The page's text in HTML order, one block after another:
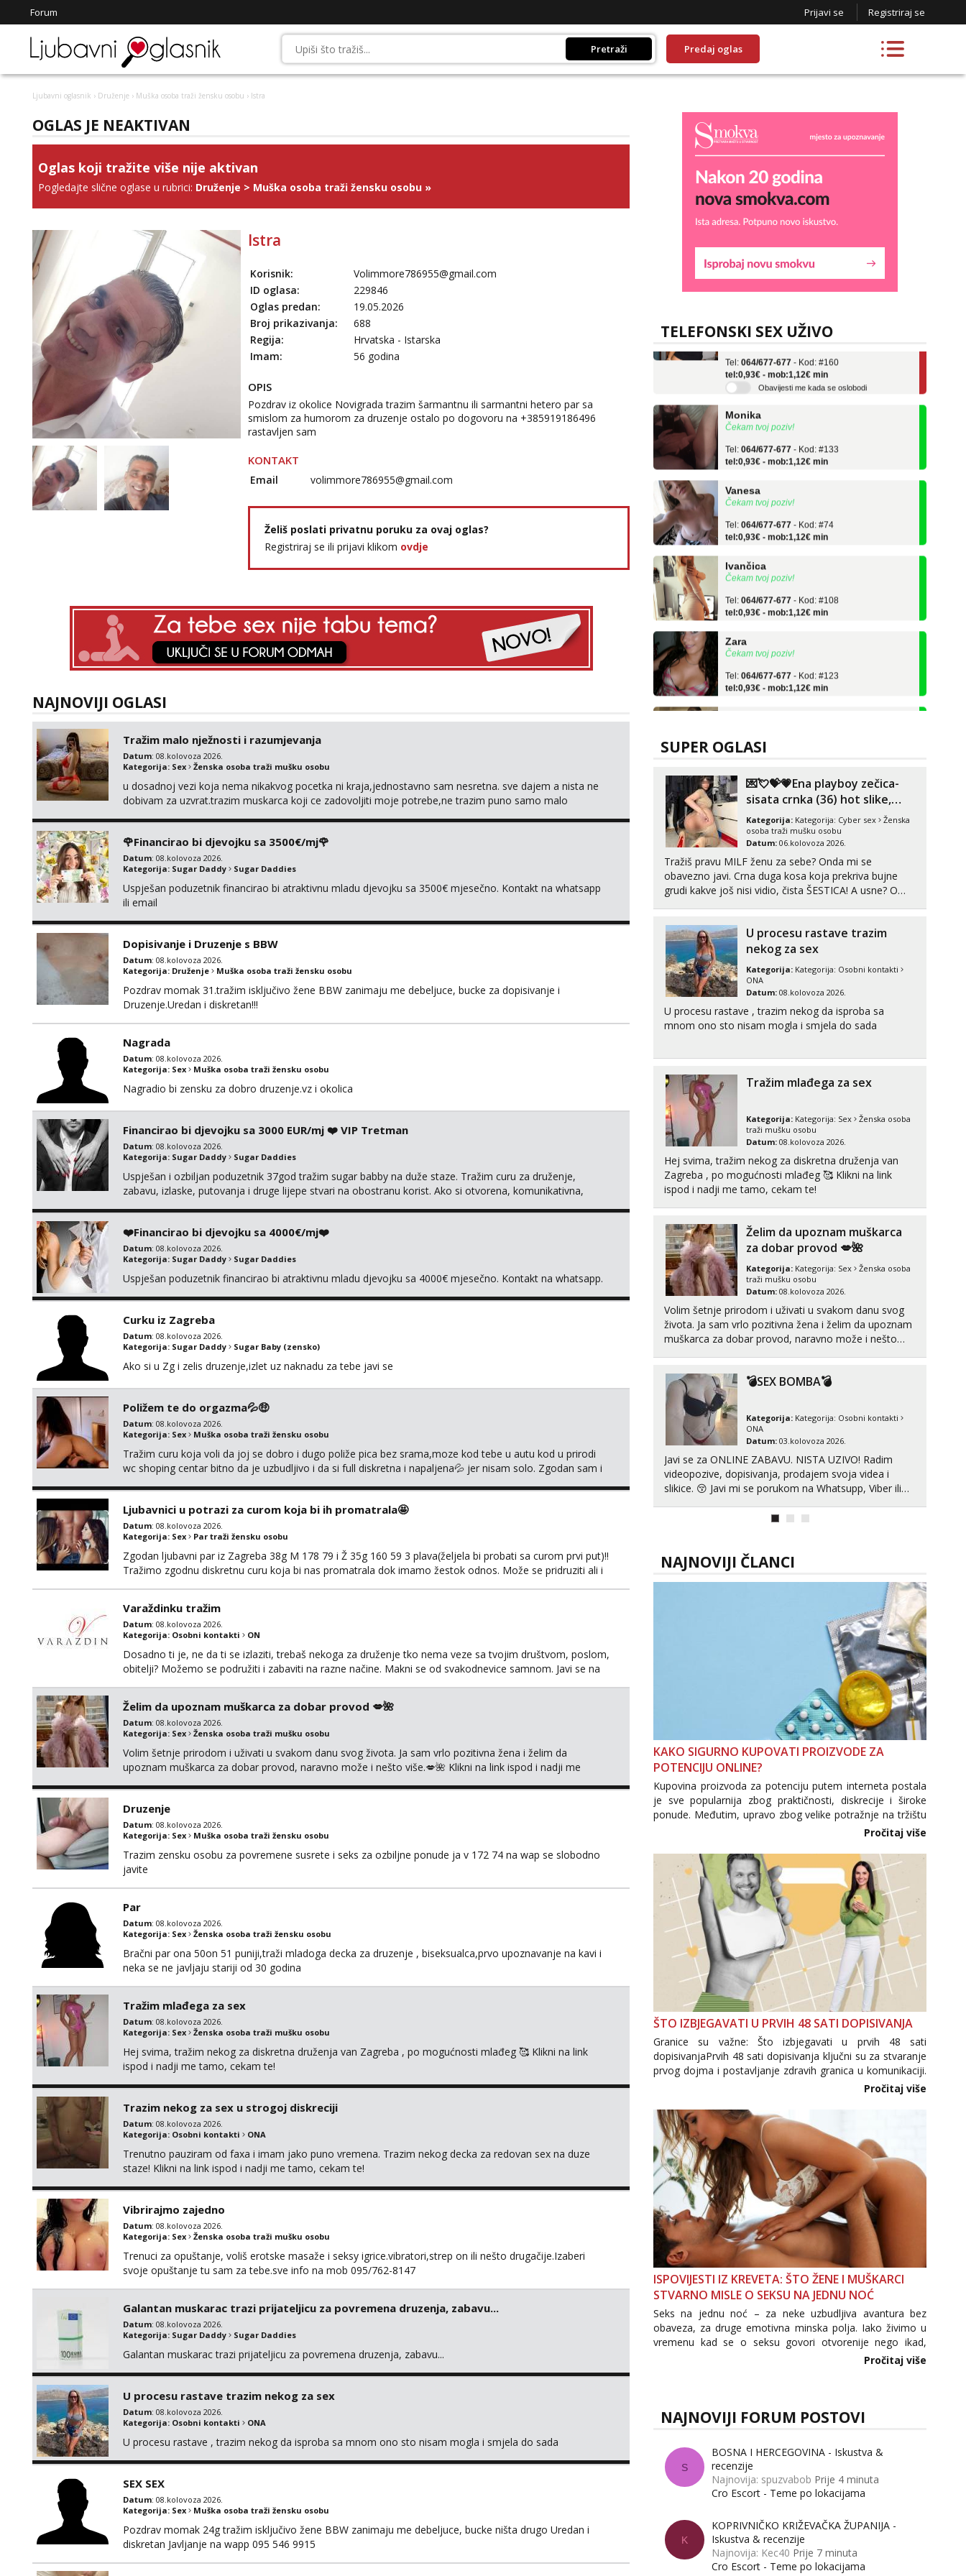
Forum Prijavi se Registriraj se
Pretraži Predaj oglas
Ljubavni oglasnik › Druženje › Muška osoba traži žensku osobu › Istra
OGLAS JE NEAKTIVAN
Oglas koji tražite više nije aktivan
Pogledajte slične oglase u rubrici: Druženje > Muška osoba traži žensku osobu »
Istra
Korisnik:
Volimmore786955@gmail.com
ID oglasa:
229846
Oglas predan:
19.05.2026
Broj prikazivanja:
688
Regija:
Hrvatska - Istarska
Imam:
56 godina
OPIS
Pozdrav iz okolice Novigrada trazim šarmantnu ili sarmantni hetero par sa
smislom za humorom za druzenje ostalo po dogovoru na +385919186496
rastavljen sam
KONTAKT
Email volimmore786955@gmail.com
Želiš poslati privatnu poruku za ovaj oglas?
Registriraj se ili prijavi klikom ovdje
NAJNOVIJI OGLASI
Tražim malo nježnosti i razumjevanja
Datum: 08.kolovoza 2026.
Kategorija: Sex Ženska osoba traži mušku osobu
u dosadnoj vezi koja nema nikakvog pocetka ni kraja,jednostavno sam nesretna. sve dajem a nista ne
dobivam za uzvrat.trazim muskarca koji ce zadovoljiti moje potrebe,ne trazim puno samo malo
🌹Financirao bi djevojku sa 3500€/mj🌹
Datum: 08.kolovoza 2026.
Kategorija: Sugar Daddy Sugar Daddies
Uspješan poduzetnik financirao bi atraktivnu mladu djevojku sa 3500€ mjesečno. Kontakt na whatsapp
ili email
Dopisivanje i Druzenje s BBW
Datum: 08.kolovoza 2026.
Kategorija: Druženje Muška osoba traži žensku osobu
Pozdrav momak 31.tražim isključivo žene BBW zanimaju me debeljuce, bucke za dopisivanje i
Druzenje.Uredan i diskretan!!!
Nagrada
Datum: 08.kolovoza 2026.
Kategorija: Sex Muška osoba traži žensku osobu
Nagradio bi zensku za dobro druzenje.vz i okolica
Financirao bi djevojku sa 3000 EUR/mj ❤️ VIP Tretman
Datum: 08.kolovoza 2026.
Kategorija: Sugar Daddy Sugar Daddies
Uspješan i ozbiljan poduzetnik 37god tražim sugar babby na duže staze. Tražim curu za druženje,
zabavu, izlaske, putovanja i druge lijepe stvari na obostranu korist. Ako si otvorena, komunikativna,
❤️Financirao bi djevojku sa 4000€/mj❤️
Datum: 08.kolovoza 2026.
Kategorija: Sugar Daddy Sugar Daddies
Uspješan poduzetnik financirao bi atraktivnu mladu djevojku sa 4000€ mjesečno. Kontakt na whatsapp.
Curku iz Zagreba
Datum: 08.kolovoza 2026.
Kategorija: Sugar Daddy Sugar Baby (zensko)
Ako si u Zg i zelis druzenje,izlet uz naknadu za tebe javi se
Poližem te do orgazma💦🤑
Datum: 08.kolovoza 2026.
Kategorija: Sex Muška osoba traži žensku osobu
Tražim curu koja voli da joj se dobro i dugo poliže pica bez srama,moze kod tebe u autu kod u prirodi
wc shoping centar bitno da je uzbudljivo i da si full diskretna i napaljena💦 jer nisam solo. Zgodan sam i
Ljubavnici u potrazi za curom koja bi ih promatrala🤩
Datum: 08.kolovoza 2026.
Kategorija: Sex Par traži žensku osobu
Zgodan ljubavni par iz Zagreba 38g M 178 79 i Ž 35g 160 59 3 plava(željela bi probati sa curom prvi put)!!
Tražimo zgodnu diskretnu curu koja bi nas promatrala dok imamo žestok odnos. Može se pridruziti ali i
Varaždinku tražim
Datum: 08.kolovoza 2026.
Kategorija: Osobni kontakti ON
Dosadno ti je, ne da ti se izlaziti, trebaš nekoga za druženje tko nema veze sa tvojim društvom, poslom,
obitelji? Možemo se podružiti i zabaviti na razne načine. Makni se od svakodnevice samnom. Javi se na
Želim da upoznam muškarca za dobar provod 💋🌺
Datum: 08.kolovoza 2026.
Kategorija: Sex Ženska osoba traži mušku osobu
Volim šetnje prirodom i uživati u svakom danu svog života. Ja sam vrlo pozitivna žena i želim da
upoznam muškarca za dobar provod, naravno može i nešto više.💋🌺 Klikni na link ispod i nadji me
Druzenje
Datum: 08.kolovoza 2026.
Kategorija: Sex Muška osoba traži žensku osobu
Trazim zensku osobu za povremene susrete i seks za ozbiljne ponude ja v 172 74 na wap se slobodno
javite
Par
Datum: 08.kolovoza 2026.
Kategorija: Sex Ženska osoba traži žensku osobu
Bračni par ona 50on 51 puniji,traži mladoga decka za druzenje , biseksualca,prvo upoznavanje na kavi i
neka se ne javljaju stariji od 30 godina
Tražim mlađega za sex
Datum: 08.kolovoza 2026.
Kategorija: Sex Ženska osoba traži mušku osobu
Hej svima, tražim nekog za diskretna druženja van Zagreba , po mogućnosti mlađeg 🥰 Klikni na link
ispod i nadji me tamo, cekam te!
Trazim nekog za sex u strogoj diskreciji
Datum: 08.kolovoza 2026.
Kategorija: Osobni kontakti ONA
Trenutno pauziram od faxa i imam jako puno vremena. Trazim nekog decka za redovan sex na duze
staze! Klikni na link ispod i nadji me tamo, cekam te!
Vibrirajmo zajedno
Datum: 08.kolovoza 2026.
Kategorija: Sex Ženska osoba traži mušku osobu
Trenuci za opuštanje, voliš erotske masaže i seksy igrice.vibratori,strep on ili nešto drugačije.Izaberi
svoje opuštanje tu sam za tebe.sve info na mob 095/762-8147
Galantan muskarac trazi prijateljicu za povremena druzenja, zabavu...
Datum: 08.kolovoza 2026.
Kategorija: Sugar Daddy Sugar Daddies
Galantan muskarac trazi prijateljicu za povremena druzenja, zabavu...
U procesu rastave trazim nekog za sex
Datum: 08.kolovoza 2026.
Kategorija: Osobni kontakti ONA
U procesu rastave , trazim nekog da isproba sa mnom ono sto nisam mogla i smjela do sada
SEX SEX
Datum: 08.kolovoza 2026.
Kategorija: Sex Muška osoba traži žensku osobu
Pozdrav momak 24g tražim isključivo žene BBW zanimaju me debeljuce, bucke ništa drugo Uredan i
diskretan Javljanje na wapp 095 546 9915
TELEFONSKI SEX UŽIVO
Kristina
Učiteljica iz predgrađa traži...
tel:0,93€ - mob:1,12€ min
Obavijesti me kada se oslobodi
Čekam tvoj poziv!
064/677-677
tel:0,93€ - mob:1,12€ min
Čekam tvoj poziv!
064/677-677
tel:0,93€ - mob:1,12€ min
Čekam tvoj poziv!
064/677-677
tel:0,93€ - mob:1,12€ min
Čekam tvoj poziv!
064/677-677
tel:0,93€ - mob:1,12€ min
tel:0,93€ - mob:1,12€ min
Kristina
Razgovaram :)
Tel: 064/677-677 - Kod: #160
tel:0,93€ - mob:1,12€ min
Obavijesti me kada se oslobodi
Monika
tel:0,93€ - mob:1,12€ min
Vanesa
Čekam tvoj poziv!
Tel: 064/677-677- Kod: #74
tel:0,93€ - mob:1,12€ min
Tel:
tel:0,93€ - mob:1,12€ min
Čekam tvoj poziv!
Tel: 064/677-677- Kod: #123
tel:0,93€ - mob:1,12€ min
Anđela
Tel: 064/677-677
tel:0,93€ - mob:1,12€ min
SUPER OGLASI
💌💘💝💗Ena playboy zečica-
sisata crnka (36) hot slike,
videa i c2c💗
Kategorija: Kategorija: Cyber sex
Ženska
osoba traži mušku osobu
Datum: 06.kolovoza 2026.
Tražiš pravu MILF ženu za sebe? Onda mi se
obavezno javi. Crna duga kosa koja prekriva bujne
grudi kakve još nisi vidio, čista ŠESTICA! A usne? O
nisi vidio. Uvijek sam spremna za ONLOINE zabavu...
U procesu rastave trazim
nekog za sex
Kategorija: Kategorija: Osobni kontakti
ONA
Datum: 08.kolovoza 2026.
U procesu rastave , trazim nekog da isproba sa
mnom ono sto nisam mogla i smjela do sada
Tražim mlađega za sex
Kategorija: Kategorija: Sex
Ženska osoba
traži mušku osobu
Datum: 08.kolovoza 2026.
Hej svima, tražim nekog za diskretna druženja van
Zagreba , po mogućnosti mlađeg 🥰 Klikni na link
ispod i nadji me tamo, cekam te!
Želim da upoznam muškarca
za dobar provod 💋🌺
Kategorija: Kategorija: Sex
Ženska osoba
traži mušku osobu
Datum: 08.kolovoza 2026.
Volim šetnje prirodom i uživati u svakom danu svog
života. Ja sam vrlo pozitivna žena i želim da upoznam
muškarca za dobar provod, naravno može i nešto
💣SEX BOMBA💣
Kategorija: Kategorija: Osobni kontakti
ONA
Datum: 03.kolovoza 2026.
Javi se za ONLINE ZABAVU. NISTA UZIVO! Radim
videopozive, dopisivanja, prodajem svoja videa i
slikice. 😚 Javi mi se porukom na Whatsupp, Viber ili
NAJNOVIJI ČLANCI
KAKO SIGURNO KUPOVATI PROIZVODE ZA
POTENCIJU ONLINE?
Kupovina proizvoda za potenciju putem interneta postala
je sve popularnija zbog praktičnosti, diskrecije i široke
ponude. Međutim, upravo zbog velike potražnje na tržištu
se pojavljuju i brojni krivotvoreni proizvodi, nepouzdane
internetske trgovine te proizvodi nepoznatog podrijetla. ...
Pročitaj više
ŠTO IZBJEGAVATI U PRVIH 48 SATI DOPISIVANJA
Granice su važne: Što izbjegavati u prvih 48 sati
dopisivanjaPrvih 48 sati dopisivanja ključni su za stvaranje
prvog dojma i postavljanje zdravih granica u komunikaciji.
Važno je izbjeći prebrzo otkrivanje osobnih ili intimnih
informacija, jer nepoznata osoba još nije zaslužila to
povjerenje. Takođe...
Pročitaj više
ISPOVIJESTI IZ KREVETA: ŠTO ŽENE I MUŠKARCI
STVARNO MISLE O SEKSU NA JEDNU NOĆ
Seks na jednu noć – za neke uzbudljiva avantura bez
obaveza, za druge emotivna minska polja. Iako živimo u
vremenu kad se o seksu govori otvorenije nego ikad,
tema „jedne noći strasti“ i dalje izaziva burne rasprave. Što
Pročitaj više
NAJNOVIJI FORUM POSTOVI
S
BOSNA I HERCEGOVINA - Iskustva &
recenzije
Najnovija: spuzvabob Prije 4 minuta
Cro Escort - Teme po lokacijama
K
KOPRIVNIČKO KRIŽEVAČKA ŽUPANIJA -
Iskustva & recenzije
Najnovija: Kec40 Prije 7 minuta
Cro Escort - Teme po lokacijama